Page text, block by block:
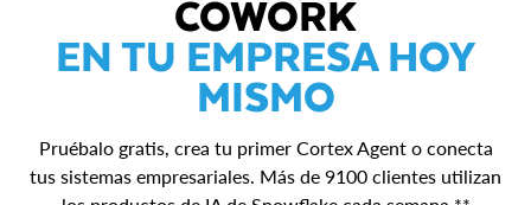
COWORK
EN TU EMPRESA HOY
MISMO
Pruébalo gratis, crea tu primer Cortex Agent o conecta
tus sistemas empresariales. Más de 9100 clientes utilizan